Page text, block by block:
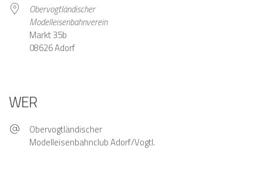
Obervogtländischer
Modelleisenbahnverein
Markt 35b
08626 Adorf
WER
Obervogtländischer
Modelleisenbahnclub Adorf/Vogtl.